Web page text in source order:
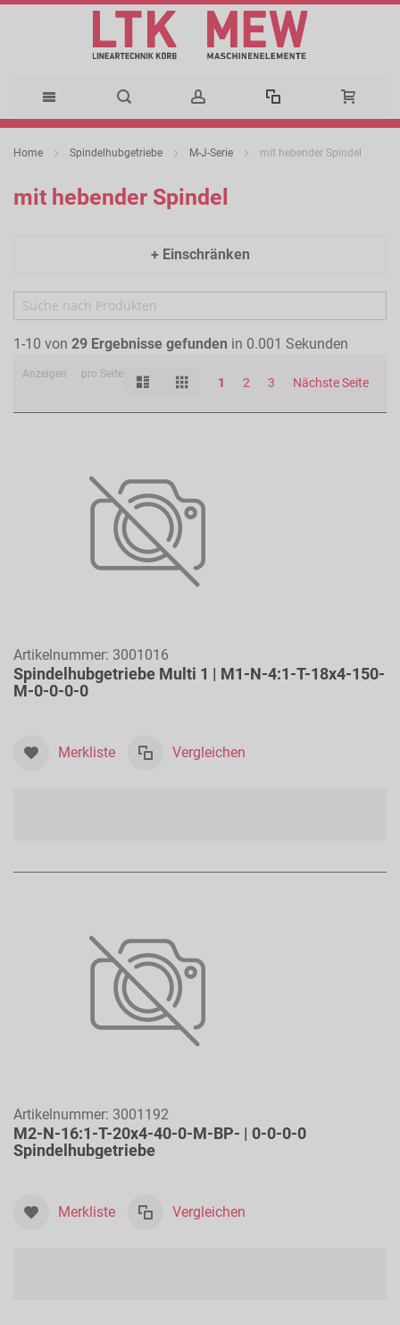
Inhalt
Home Spindelhubgetriebe M-J-Serie mit hebender Spindel
mit hebender Spindel
+ Einschränken
1-10 von 29 Ergebnisse gefunden in 0.001 Sekunden
Anzeigen pro Seite
1 2 3 Nächste Seite
Ansicht
als
Raster
Artikelnummer: 3001016
Spindelhubgetriebe Multi 1 | M1-N-4:1-T-18x4-150-
M-0-0-0-0
Merkliste Vergleichen
Artikelnummer: 3001192
M2-N-16:1-T-20x4-40-0-M-BP- | 0-0-0-0
Spindelhubgetriebe
Merkliste Vergleichen